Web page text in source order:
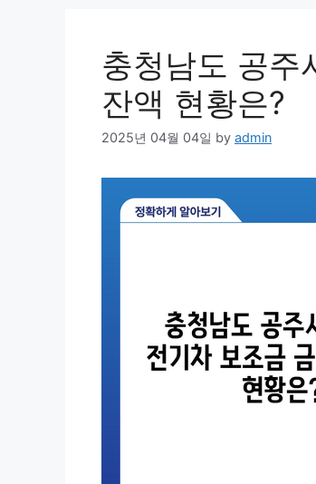
충청남도 공주
잔액 현황은?
2025년 04월 04일 by admin